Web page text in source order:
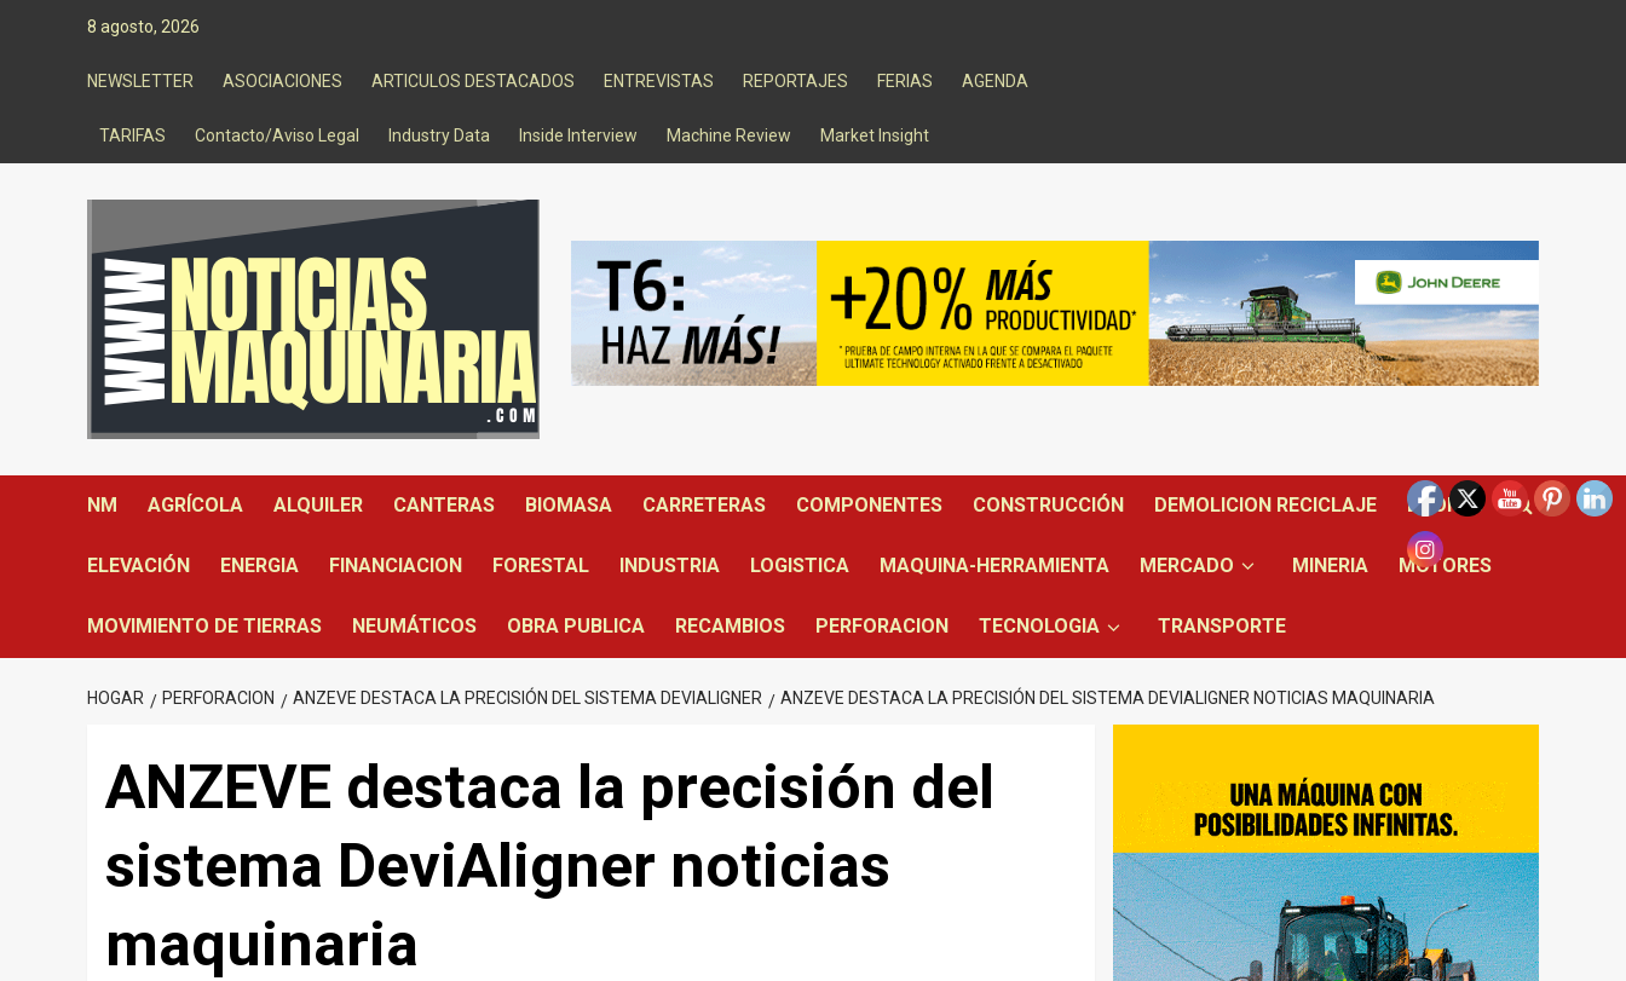
8 agosto, 2026
NEWSLETTER ASOCIACIONES ARTICULOS DESTACADOS ENTREVISTAS REPORTAJES FERIAS AGENDA
TARIFAS Contacto/Aviso Legal Industry Data Inside Interview Machine Review Market Insight
NM AGRÍCOLA ALQUILER CANTERAS BIOMASA CARRETERAS COMPONENTES CONSTRUCCIÓN DEMOLICION RECICLAJE DRONES
ELEVACIÓN ENERGIA FINANCIACION FORESTAL INDUSTRIA LOGISTICA MAQUINA-HERRAMIENTA MERCADO MINERIA MOTORES
MOVIMIENTO DE TIERRAS NEUMÁTICOS OBRA PUBLICA RECAMBIOS PERFORACION TECNOLOGIA TRANSPORTE
HOGAR PERFORACION ANZEVE DESTACA LA PRECISIÓN DEL SISTEMA DEVIALIGNER ANZEVE DESTACA LA PRECISIÓN DEL SISTEMA DEVIALIGNER NOTICIAS MAQUINARIA
ANZEVE destaca la precisión del
sistema DeviAligner noticias
maquinaria